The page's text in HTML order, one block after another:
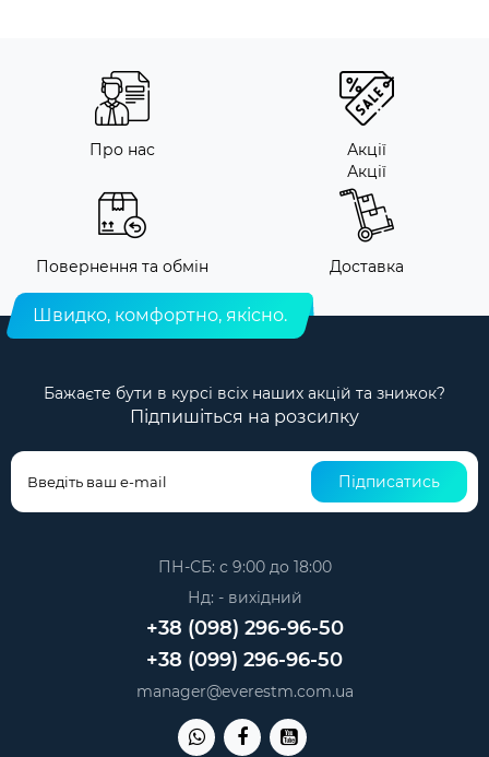
Про нас
Акції
Акції
Повернення та обмін Доставка
Швидко, комфортно, якісно.
Бажаєте бути в курсі всіх наших акцій та знижок?
Підпишіться на розсилку
Підписатись
ПН-СБ: с 9:00 до 18:00
Нд: - вихідний
+38 (098) 296-96-50
+38 (099) 296-96-50
manager@everestm.com.ua